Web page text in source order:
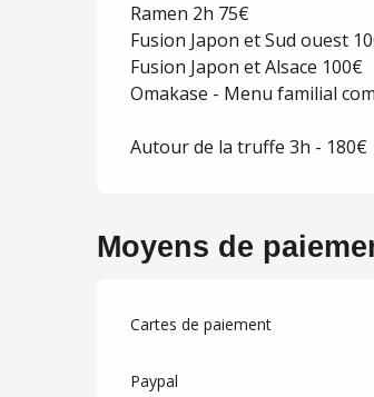
Ramen 2h 75€
Fusion Japon et Sud ouest
Fusion Japon et Alsace 100€
Omakase - Menu familial
Autour de la truffe 3h - 180€
Moyens de
Cartes de paiement
Paypal